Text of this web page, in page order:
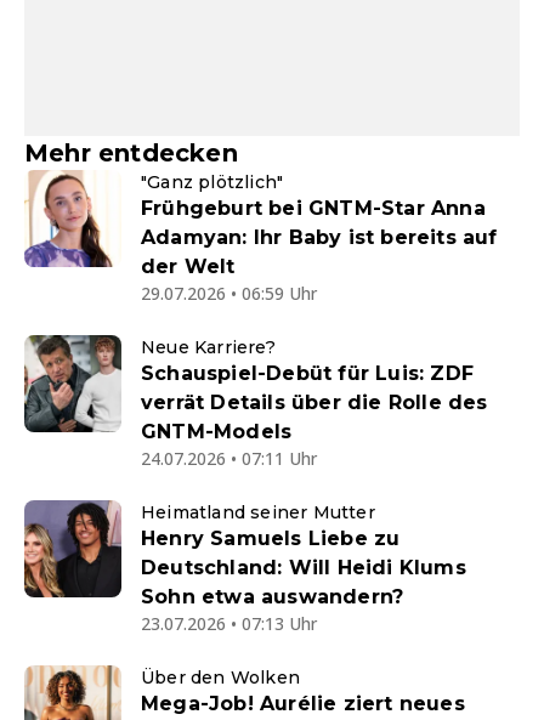
Mehr entdecken
"Ganz plötzlich"
Frühgeburt bei GNTM-Star Anna
Adamyan: Ihr Baby ist bereits auf
der Welt
29.07.2026 • 06:59 Uhr
Neue Karriere?
Schauspiel-Debüt für Luis: ZDF
verrät Details über die Rolle des
GNTM-Models
24.07.2026 • 07:11 Uhr
Heimatland seiner Mutter
Henry Samuels Liebe zu
Deutschland: Will Heidi Klums
Sohn etwa auswandern?
23.07.2026 • 07:13 Uhr
Über den Wolken
Mega-Job! Aurélie ziert neues